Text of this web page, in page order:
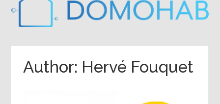
Author: Hervé Fouquet